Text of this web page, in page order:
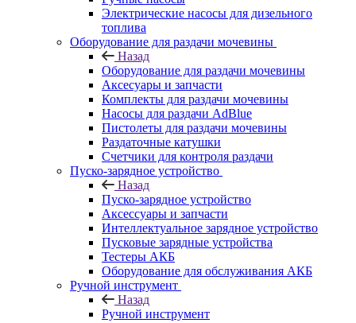
Электрические насосы для дизельного
топлива
Оборудование для раздачи мочевины
Назад
Оборудование для раздачи мочевины
Аксесуары и запчасти
Комплекты для раздачи мочевины
Насосы для раздачи AdBlue
Пистолеты для раздачи мочевины
Раздаточные катушки
Счетчики для контроля раздачи
Пуско-зарядное устройство
Назад
Пуско-зарядное устройство
Аксессуары и запчасти
Интеллектуальное зарядное устройство
Пусковые зарядные устройства
Тестеры АКБ
Оборудование для обслуживания АКБ
Ручной инструмент
Назад
Ручной инструмент